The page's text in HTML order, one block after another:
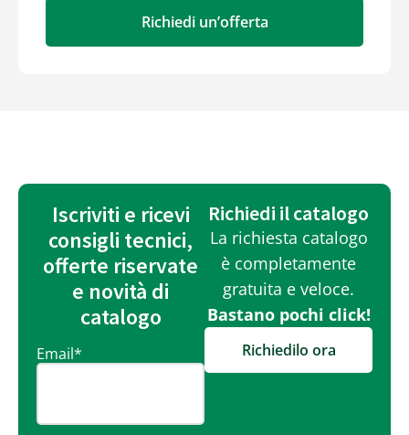
Richiedi un’offerta
Iscriviti e ricevi
consigli tecnici,
offerte riservate
e novità di
catalogo
Email*
Richiedi il catalogo
La richiesta catalogo
è completamente
gratuita e veloce.
Bastano pochi click!
Richiedilo ora